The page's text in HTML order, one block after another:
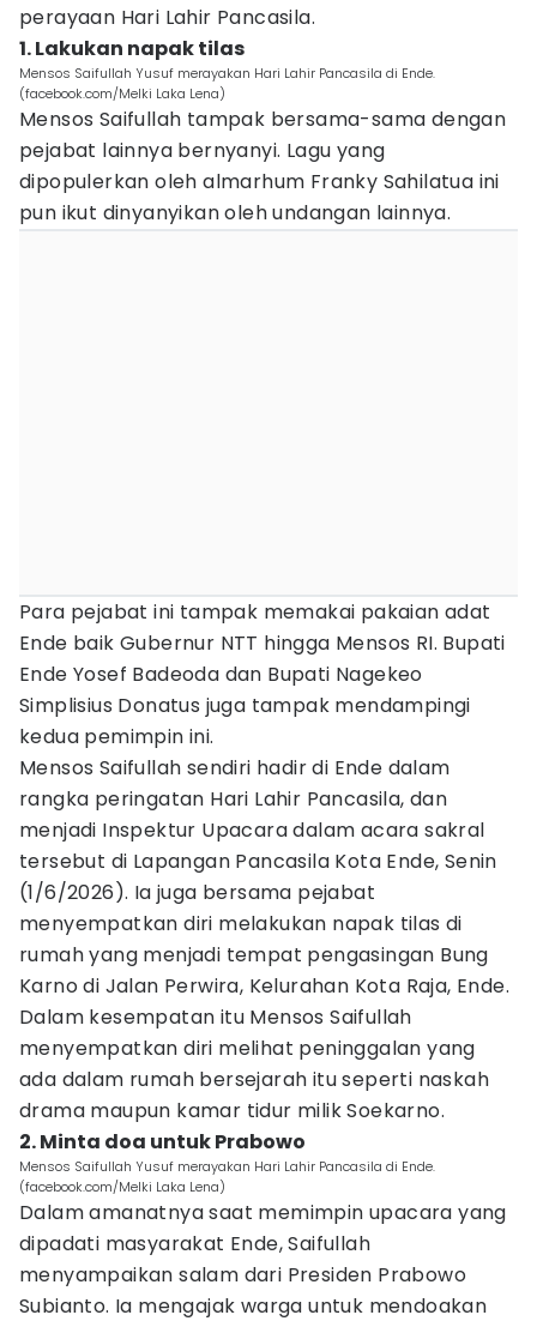
perayaan Hari Lahir Pancasila.
1. Lakukan napak tilas
Mensos Saifullah Yusuf merayakan Hari Lahir Pancasila di Ende.
(facebook.com/Melki Laka Lena)
Mensos Saifullah tampak bersama-sama dengan
pejabat lainnya bernyanyi. Lagu yang
dipopulerkan oleh almarhum Franky Sahilatua ini
pun ikut dinyanyikan oleh undangan lainnya.
Para pejabat ini tampak memakai pakaian adat
Ende baik Gubernur NTT hingga Mensos RI. Bupati
Ende Yosef Badeoda dan Bupati Nagekeo
Simplisius Donatus juga tampak mendampingi
kedua pemimpin ini.
Mensos Saifullah sendiri hadir di Ende dalam
rangka peringatan Hari Lahir Pancasila, dan
menjadi Inspektur Upacara dalam acara sakral
tersebut di Lapangan Pancasila Kota Ende, Senin
(1/6/2026). Ia juga bersama pejabat
menyempatkan diri melakukan napak tilas di
rumah yang menjadi tempat pengasingan Bung
Karno di Jalan Perwira, Kelurahan Kota Raja, Ende.
Dalam kesempatan itu Mensos Saifullah
menyempatkan diri melihat peninggalan yang
ada dalam rumah bersejarah itu seperti naskah
drama maupun kamar tidur milik Soekarno.
2. Minta doa untuk Prabowo
Mensos Saifullah Yusuf merayakan Hari Lahir Pancasila di Ende.
(facebook.com/Melki Laka Lena)
Dalam amanatnya saat memimpin upacara yang
dipadati masyarakat Ende, Saifullah
menyampaikan salam dari Presiden Prabowo
Subianto. Ia mengajak warga untuk mendoakan